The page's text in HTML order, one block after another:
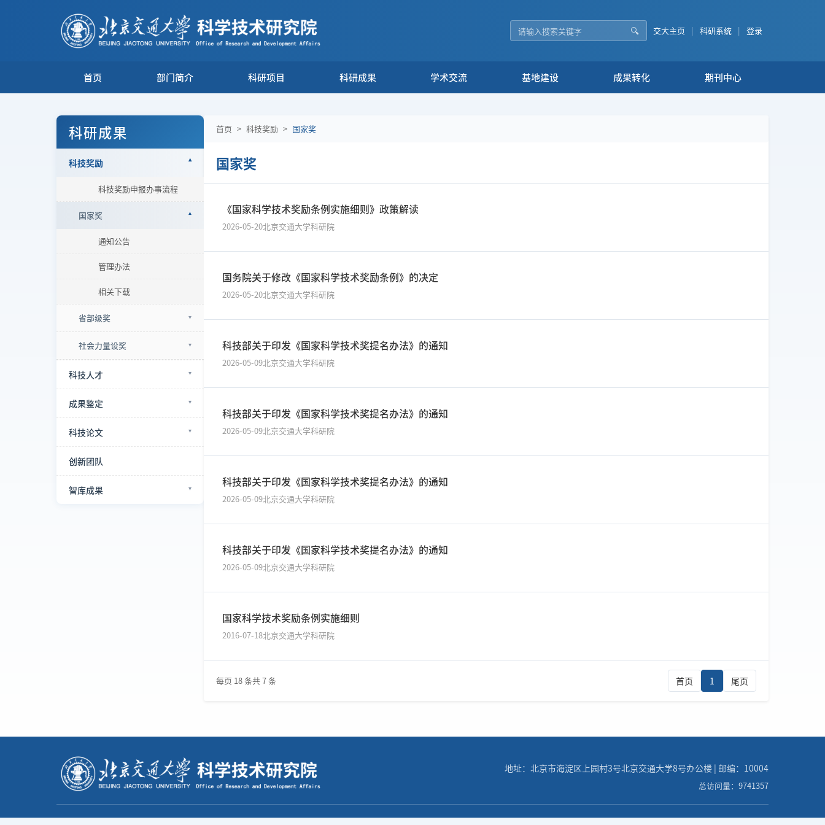
🔍 交大主页 | 科研系统 | 登录
首页 部门简介 科研项目 科研成果 学术交流 基地建设 成果转化 期刊中心
科研成果
科技奖励
科技奖励申报办事流程
国家奖
通知公告
管理办法
相关下载
省部级奖
社会力量设奖
科技人才
成果鉴定
科技论文
创新团队
智库成果
首页 > 科技奖励 > 国家奖
国家奖
《国家科学技术奖励条例实施细则》政策解读
2026-05-20北京交通大学科研院
国务院关于修改《国家科学技术奖励条例》的决定
2026-05-20北京交通大学科研院
科技部关于印发《国家科学技术奖提名办法》的通知
2026-05-09北京交通大学科研院
科技部关于印发《国家科学技术奖提名办法》的通知
2026-05-09北京交通大学科研院
科技部关于印发《国家科学技术奖提名办法》的通知
2026-05-09北京交通大学科研院
科技部关于印发《国家科学技术奖提名办法》的通知
2026-05-09北京交通大学科研院
国家科学技术奖励条例实施细则
2016-07-18北京交通大学科研院
每页 18 条共 7 条 首页 1 尾页
地址：北京市海淀区上园村3号北京交通大学8号办公楼 | 邮编：10004
总访问量：9741357